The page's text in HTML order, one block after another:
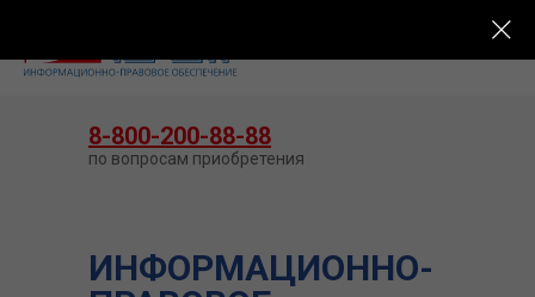
ИНФОРМАЦИОННО-
8-800-200-88-88
по вопросам приобретения